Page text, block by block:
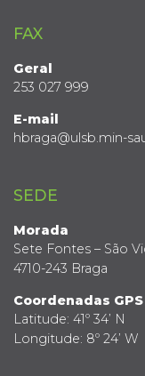
FAX
Geral
253 027 999
E-mail
hbraga@ulsb.min-
SEDE
Morada
Sete Fontes – São
4710-243 Braga
Coordenadas GPS
Latitude: 41º 34’ N
Longitude: 8º 24’ W